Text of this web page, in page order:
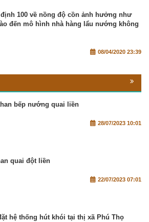
định 100 về nồng độ cồn ảnh hưởng như
đến mô hình nhà hàng lẩu nướng không
08/04/2020 23:39
bếp nướng quai liền
28/07/2023 10:01
quai đột liền
22/07/2023 07:01
hệ thống hút khói tại thị xã Phú Thọ